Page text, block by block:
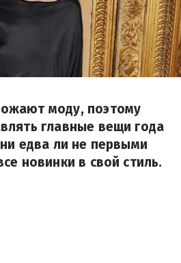
моду, поэтому
главные вещи года
едва ли не первыми
новинки в свой стиль.